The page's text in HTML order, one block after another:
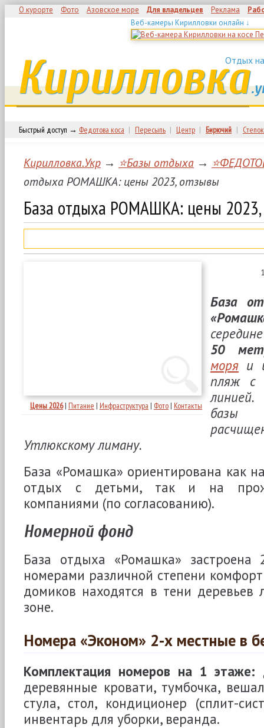
О курорте Фото Азовское море Для владельцев Реклама
Веб-камеры Кирилловки онлайн ↓
Отдых
Кирилловка
Быстрый доступ → Федотова коса | Пересыпь | Центр | Бирючий | Степок
Кирилловка.Укр → ⭐Базы отдыха →
отдыха РОМАШКА: цены 2023, отзывы
База отдыха РОМАШКА: цены
Цены 2026| Питание | Инфраструктура | Фото | Контакты
База
50
моря и
пляж с
Утлюкскому лиману.
База «Ромашка» ориентирована как
отдых с детьми, так и на
компаниями (по согласованию).
Номерной фонд
База отдыха «Ромашка»
номерами различной степени
домиков находятся в тени деревьев
зоне.
Номера «Эконом» 2-х местные в
Комплектация номеров на 1 этаже:
деревянные кровати, тумбочка,
стула, стол, кондиционер (сплит-
инвентарь для уборки, веранда.